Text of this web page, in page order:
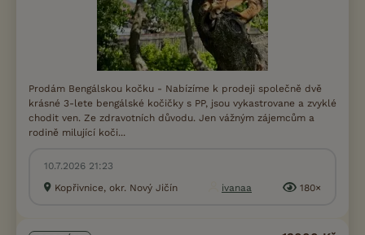
Prodám Bengálskou kočku - Nabízíme k prodeji společně dvě
krásné 3-lete bengálské kočičky s PP, jsou vykastrovane a zvyklé
chodit ven. Ze zdravotních důvodu. Jen vážným zájemcům a
rodině milující koči...
10.7.2026 21:23
Kopřivnice, okr. Nový Jičín
ivanaa 180×